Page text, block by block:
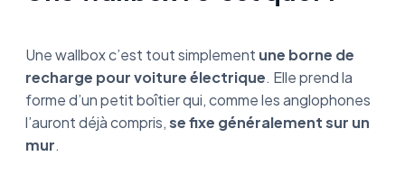
Une wallbox c’est tout simplement une borne de
recharge pour voiture électrique. Elle prend la
forme d’un petit boîtier qui, comme les anglophones
l’auront déjà compris,se fixe généralement sur un
mur.